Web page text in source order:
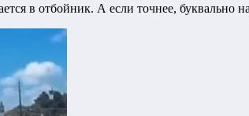
в отбойник. А если точнее, буквально